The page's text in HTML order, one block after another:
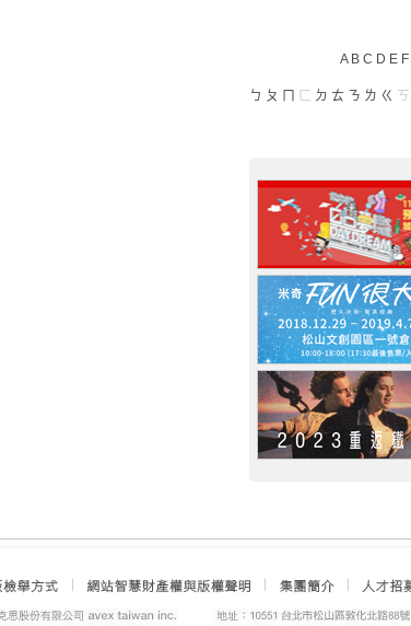
A B C D E F
ㄅ ㄆ ㄈ ㄉ ㄊ ㄋ ㄌ ㄍ ㄎ